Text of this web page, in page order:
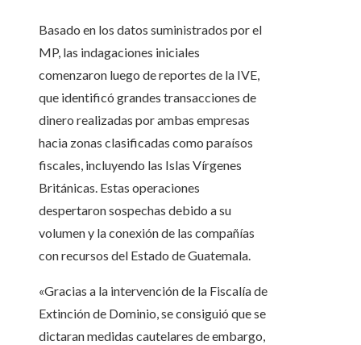
Basado en los datos suministrados por el
MP, las indagaciones iniciales
comenzaron luego de reportes de la IVE,
que identificó grandes transacciones de
dinero realizadas por ambas empresas
hacia zonas clasificadas como paraísos
fiscales, incluyendo las Islas Vírgenes
Británicas. Estas operaciones
despertaron sospechas debido a su
volumen y la conexión de las compañías
con recursos del Estado de Guatemala.
«Gracias a la intervención de la Fiscalía de
Extinción de Dominio, se consiguió que se
dictaran medidas cautelares de embargo,